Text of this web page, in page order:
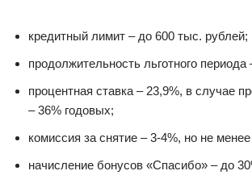
кредитный лимит – до 600 тыс. рублей;
продолжительность льготного периода
процентная ставка – 23,9%, в случае
– 36% годовых;
комиссия за снятие – 3-4%, но не
начисление бонусов «Спасибо» – до